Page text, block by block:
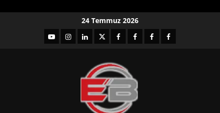
24 Temmuz 2026
YouTubeInstagram
LinkedIntwitterfacebook-Facebook-
Facebook-Facebook-